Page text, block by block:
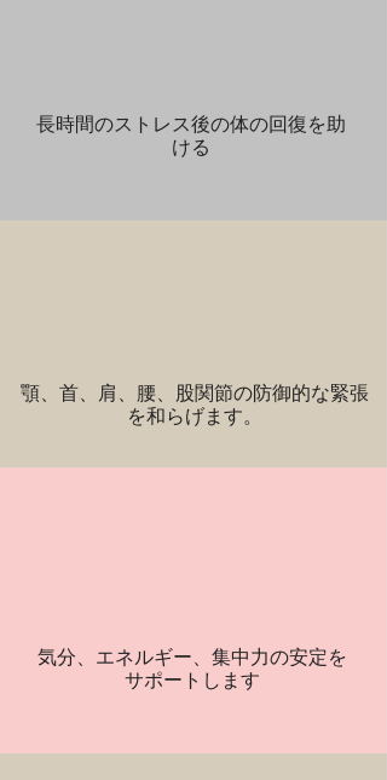
長時間のストレス後の体の回復を助
ける
顎、首、肩、腰、股関節の防御的な緊張
を和らげます。
気分、エネルギー、集中力の安定を
サポートします